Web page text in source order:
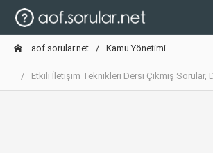
aof.sorular.net Kamu Yönetimi
Etkili İletişim Teknikleri Dersi Çıkmış Sorular,